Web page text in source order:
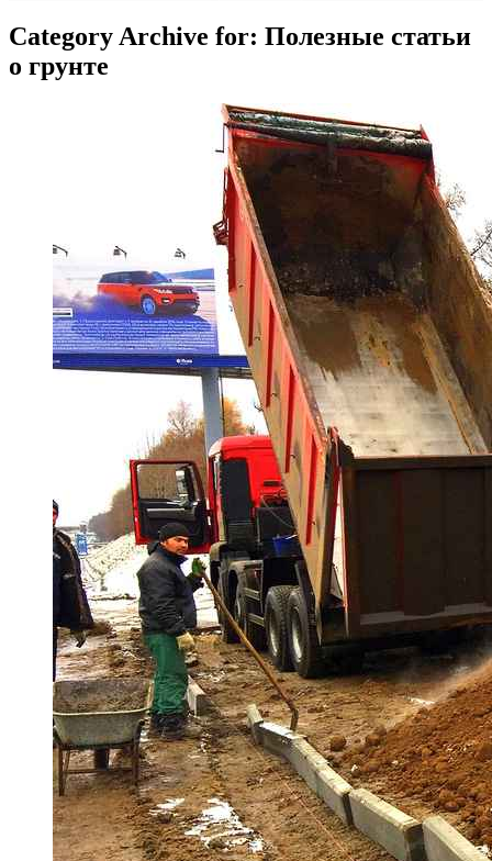
Category Archive for: Полезные статьи
о грунте